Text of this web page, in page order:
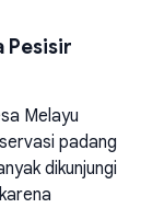
Pesisir
Melayu
padang
dikunjungi